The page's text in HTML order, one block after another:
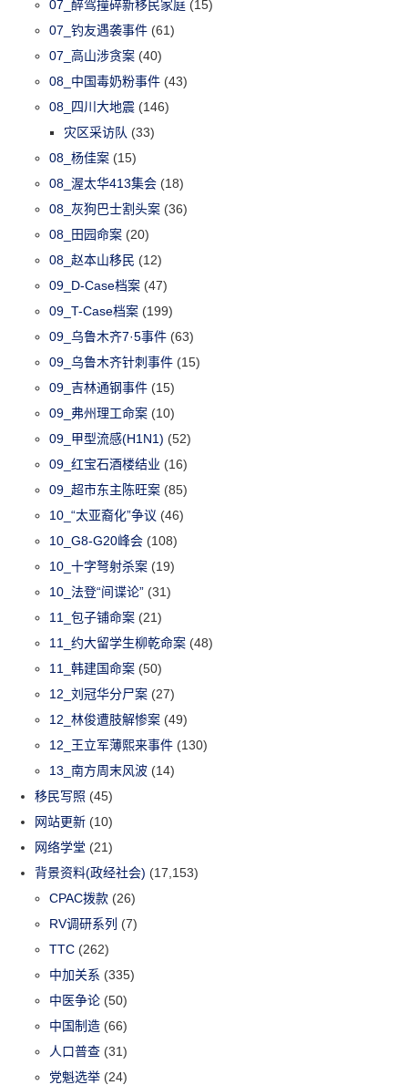
07_醉驾撞碎新移民家庭 (15)
07_钓友遇袭事件 (61)
07_高山涉贪案 (40)
08_中国毒奶粉事件 (43)
08_四川大地震 (146)
灾区采访队 (33)
08_杨佳案 (15)
08_渥太华413集会 (18)
08_灰狗巴士割头案 (36)
08_田园命案 (20)
08_赵本山移民 (12)
09_D-Case档案 (47)
09_T-Case档案 (199)
09_乌鲁木齐7·5事件 (63)
09_乌鲁木齐针刺事件 (15)
09_吉林通钢事件 (15)
09_弗州理工命案 (10)
09_甲型流感(H1N1) (52)
09_红宝石酒楼结业 (16)
09_超市东主陈旺案 (85)
10_“太亚裔化”争议 (46)
10_G8-G20峰会 (108)
10_十字弩射杀案 (19)
10_法登“间谍论” (31)
11_包子铺命案 (21)
11_约大留学生柳乾命案 (48)
11_韩建国命案 (50)
12_刘冠华分尸案 (27)
12_林俊遭肢解惨案 (49)
12_王立军薄熙来事件 (130)
13_南方周末风波 (14)
移民写照 (45)
网站更新 (10)
网络学堂 (21)
背景资料(政经社会) (17,153)
CPAC拨款 (26)
RV调研系列 (7)
TTC (262)
中加关系 (335)
中医争论 (50)
中国制造 (66)
人口普查 (31)
党魁选举 (24)